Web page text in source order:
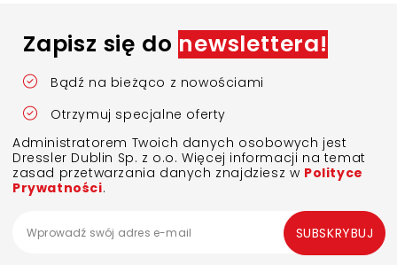
Zapisz się do newslettera!
Bądź na bieżąco z nowościami
Otrzymuj specjalne oferty
Administratorem Twoich danych osobowych jest
Dressler Dublin Sp. z o.o. Więcej informacji na temat
zasad przetwarzania danych znajdziesz w Polityce
Prywatności.
SUBSKRYBUJ